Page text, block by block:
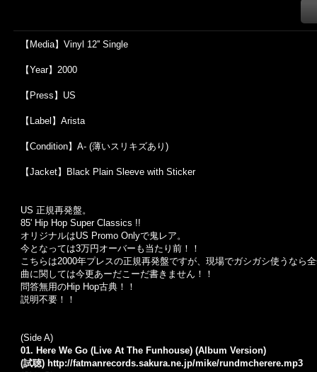
【Media】Vinyl 12'' Single
【Year】2000
【Press】US
【Label】Arista
【Condition】A- (薄いスリキズあり)
【Jacket】Black Plain Sleeve with Sticker
US 正規再発盤。
85' Hip Hop Super Classics !!
オリジナルはUS Promo Onlyで鬼レア。
今となっては3万円オーバーも当たり前！！
こちらは2000年プレスの正規再発盤ですが、現場でガシガシ使うなら
曲に関しては今更あーだこーだ書きません！！
問答無用のHip Hop古典！！
説明不要！！
(Side A)
01. Here We Go (Live At The Funhouse) (Album Version)
(試聴) http://fatmanrecords.sakura.ne.jp/mike/rundmcherere.mp3